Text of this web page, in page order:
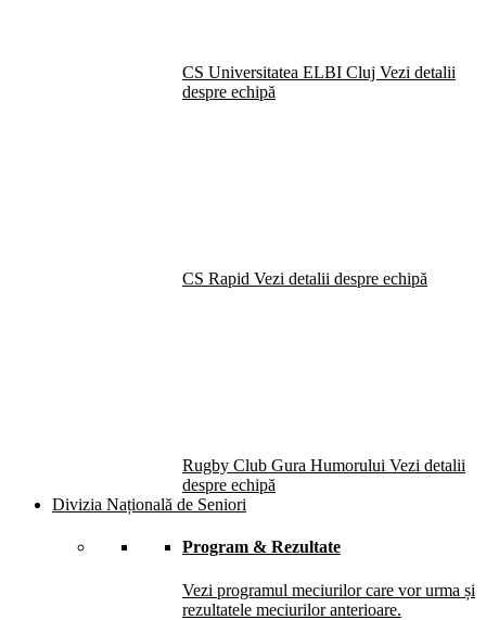
CS Universitatea ELBI Cluj Vezi detalii
despre echipă
CS Rapid Vezi detalii despre echipă
Rugby Club Gura Humorului Vezi detalii
despre echipă
Divizia Națională de Seniori
Program & Rezultate
Vezi programul meciurilor care vor urma și
rezultatele meciurilor anterioare.